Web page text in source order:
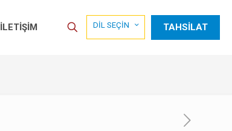
İLETİŞİM DİL SEÇİN TAHSİLAT